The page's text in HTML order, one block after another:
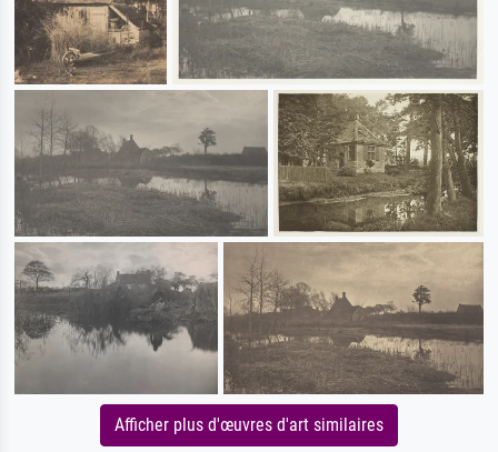
Afficher plus d'œuvres d'art similaires